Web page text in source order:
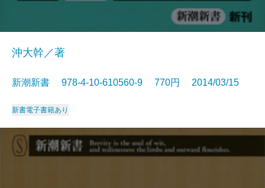
沖大幹／著
新潮新書 978-4-10-610560-9 770円 2014/03/15
新書電子書籍あり